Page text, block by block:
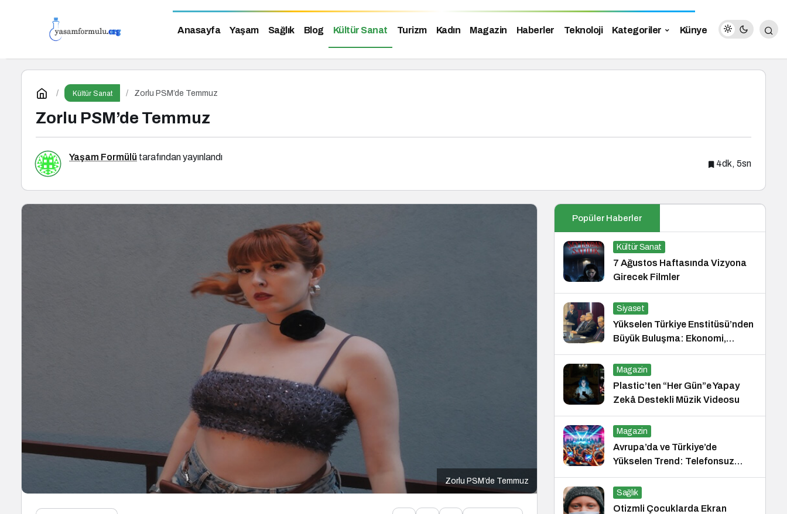
Anasayfa Yaşam Sağlık Blog Kültür Sanat Turizm Kadın Magazin Haberler Teknoloji Kategoriler Künye
Kültür Sanat Zorlu PSM’de Temmuz
Zorlu PSM’de Temmuz
Yaşam Formülü tarafından yayınlandı
4dk, 5sn
Zorlu PSM’de Temmuz
Popüler Haberler
Kültür Sanat
7 Ağustos Haftasında Vizyona
Girecek Filmler
Siyaset
Yükselen Türkiye Enstitüsü’nden
Büyük Buluşma: Ekonomi,
Güvenlik Politikaları ve Hukuk
Konferansı
Magazin
Plastic’ten “Her Gün”e Yapay
Zekâ Destekli Müzik Videosu
Magazin
Avrupa’da ve Türkiye’de
Yükselen Trend: Telefonsuz
Gece Kulüpleri
Sağlık
Otizmli Çocuklarda Ekran